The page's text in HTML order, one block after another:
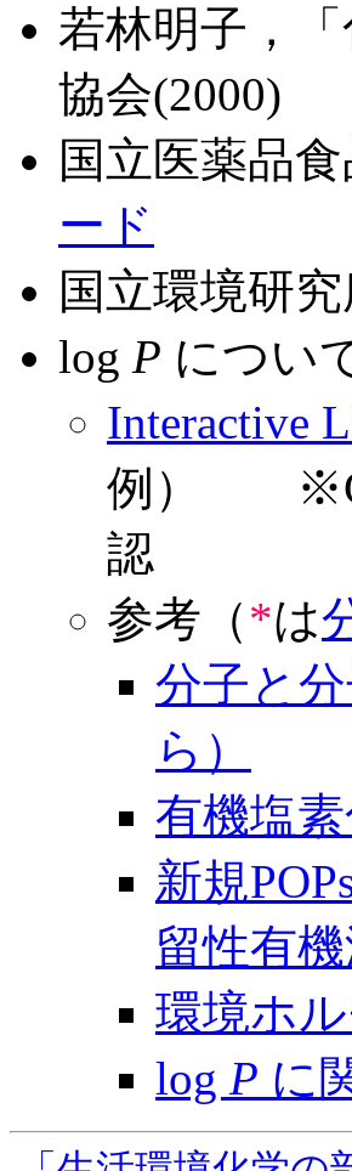
若林明子，
協会(2000)
国立医薬品
ード
国立環境研究
log P につい
Interactive
例）
認
参考（*は
分子と
ら）
有機塩
新規
留性有
環境ホ
log P に